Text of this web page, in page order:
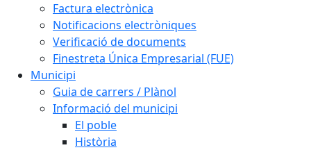
Factura electrònica
Notificacions electròniques
Verificació de documents
Finestreta Única Empresarial (FUE)
Municipi
Guia de carrers / Plànol
Informació del municipi
El poble
Història